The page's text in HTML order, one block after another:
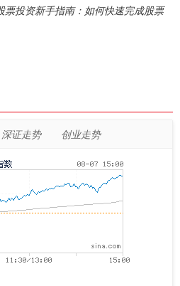
票投资新手指南：如何快速完成股票
深证走势 创业走势